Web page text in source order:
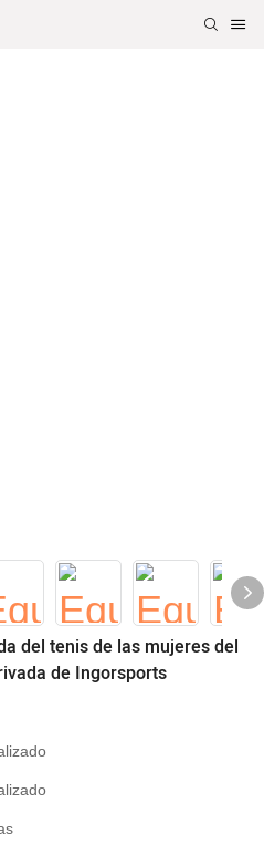
del tenis de las mujeres del
de Ingorsports